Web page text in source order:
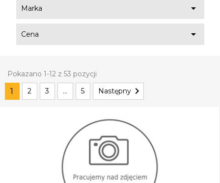
Marka 
Cena 
Pokazano 1-12 z 53 pozycji
1 2 3 … 5 Następny 